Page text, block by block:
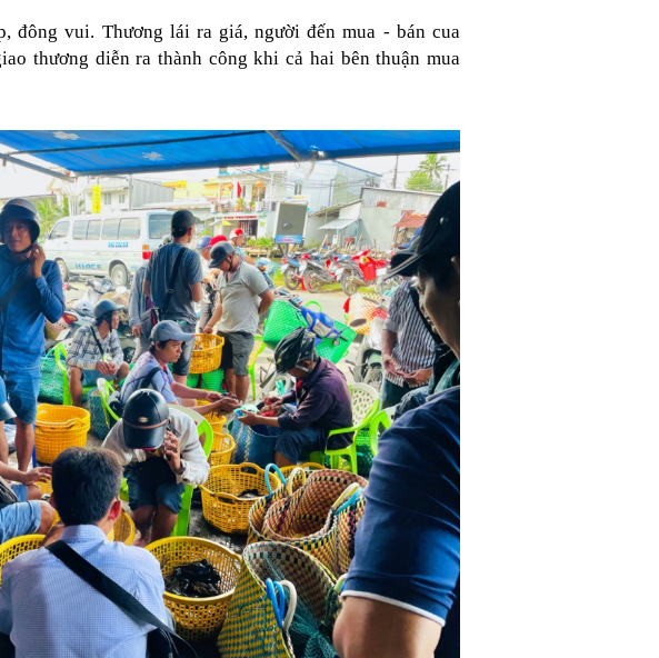
phòng trọ lúc 0 giờ 30 phút, bắt tạm giam Nguyễn
cấm nhân viên sao chép AI Mỹ, chấp nhận đi sau
do là vì ứng dụng này
đông vui. Thương lái ra giá, người đến mua - bán cua
thương diễn ra thành công khi cả hai bên thuận mua